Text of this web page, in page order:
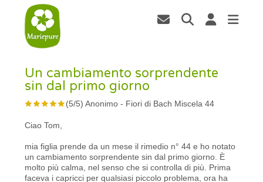
Un cambiamento sorprendente
sin dal primo giorno
(5/5)Anonimo - Fiori di Bach Miscela 44
Ciao Tom,
mia figlia prende da un mese il rimedio n° 44 e ho notato
un cambiamento sorprendente sin dal primo giorno. È
molto più calma, nel senso che si controlla di più. Prima
faceva i capricci per qualsiasi piccolo problema, ora ha